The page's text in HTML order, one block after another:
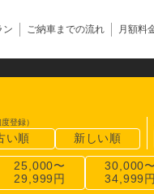
ン ご納車までの流れ 月額料
登録）
い順 新しい順
25,000〜
29,999円
30,000〜
34,999円